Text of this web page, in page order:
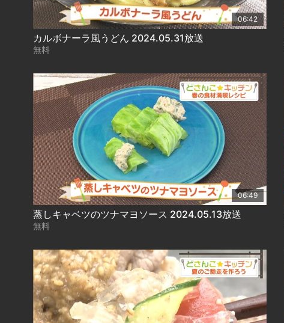
06:42
カルボナーラ風うどん 2024.05.31放送
無料
06:49
蒸しキャベツのツナマヨソース 2024.05.13放送
無料